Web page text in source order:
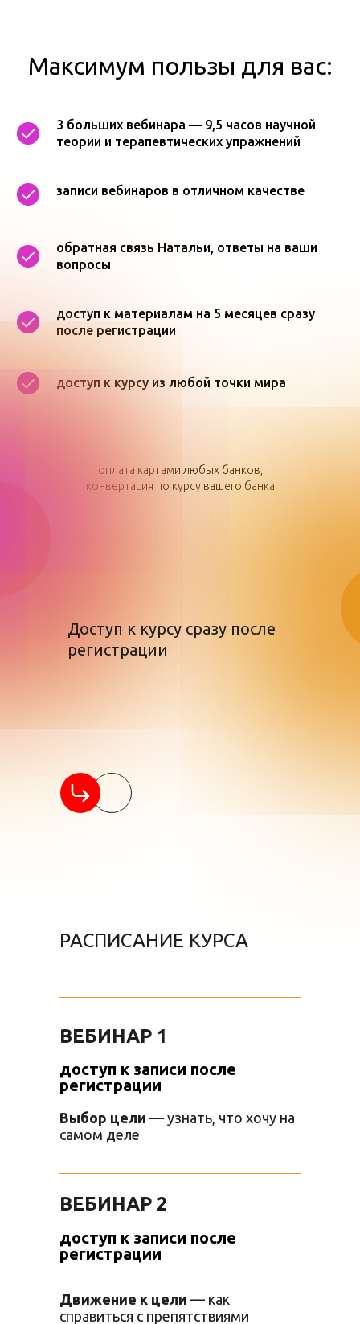
Максимум пользы для вас:
3 больших вебинара — 9,5 часов научной
теории и терапевтических упражнений
записи вебинаров в отличном качестве
обратная связь Натальи, ответы на ваши
вопросы
доступ к материалам на 5 месяцев сразу
после регистрации
доступ к курсу из любой точки мира
оплата картами любых банков,
конвертация по курсу вашего банка
Доступ к курсу сразу после
регистрации
РАСПИСАНИЕ КУРСА
ВЕБИНАР 1
доступ к записи после
регистрации
Выбор цели — узнать, что хочу на
самом деле
ВЕБИНАР 2
Движение к цели — как
справиться с препятствиями
доступ к записи после
регистрации